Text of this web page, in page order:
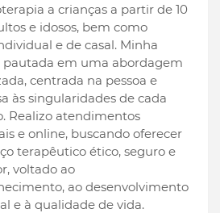
a crianças a partir de 10
e idosos, bem como
e de casal. Minha
pautada em uma abordagem
centrada na pessoa e
às singularidades de cada
Realizo atendimentos
e online, buscando oferecer
terapêutico ético, seguro e
voltado ao
ao desenvolvimento
e à qualidade de vida.